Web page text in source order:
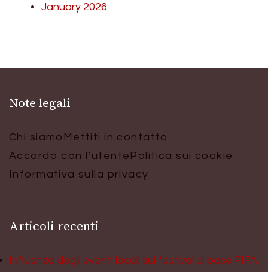
January 2026
Note legali
Chi siamo Mettiti in contatto
Accordo con l’utente Politica sui cookie
Informativa sulla privacy
Articoli recenti
Influenza degli eventi locali sui festival di base FIFA